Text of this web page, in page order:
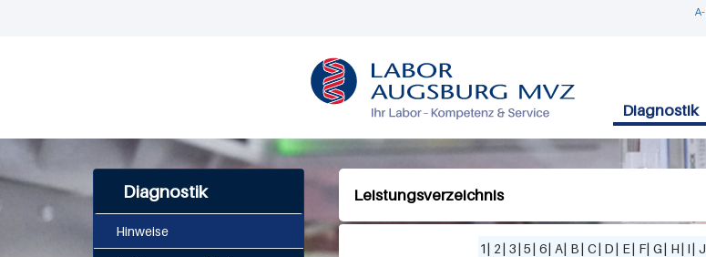

O
Diagnostik
Leistungsverzeichnis
1| 2| 3| 5| 6| A| B| C| D| E| F| G| H| I| J
Diagnostik
Hinweise